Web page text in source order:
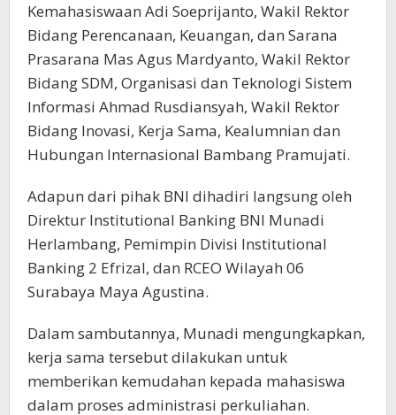
Kemahasiswaan Adi Soeprijanto, Wakil Rektor
Bidang Perencanaan, Keuangan, dan Sarana
Prasarana Mas Agus Mardyanto, Wakil Rektor
Bidang SDM, Organisasi dan Teknologi Sistem
Informasi Ahmad Rusdiansyah, Wakil Rektor
Bidang Inovasi, Kerja Sama, Kealumnian dan
Hubungan Internasional Bambang Pramujati.
Adapun dari pihak BNI dihadiri langsung oleh
Direktur Institutional Banking BNI Munadi
Herlambang, Pemimpin Divisi Institutional
Banking 2 Efrizal, dan RCEO Wilayah 06
Surabaya Maya Agustina.
Dalam sambutannya, Munadi mengungkapkan,
kerja sama tersebut dilakukan untuk
memberikan kemudahan kepada mahasiswa
dalam proses administrasi perkuliahan.